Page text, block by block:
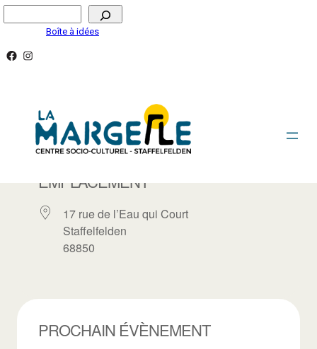
Aller
au
Facebook
Instagram
Boîte à idées
LA MARGELLE / SALLE LA GALERIE
EMPLACEMENT
17 rue de l’Eau qui Court
Staffelfelden
68850
PROCHAIN ÉVÈNEMENT